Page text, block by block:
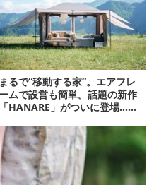
まるで“移動する家”。エアフレ
ームで設営も簡単。話題の新作
「HANARE」がついに登場…！